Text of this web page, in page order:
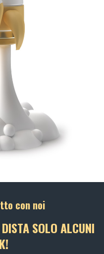
con noi
SOLO ALCUNI